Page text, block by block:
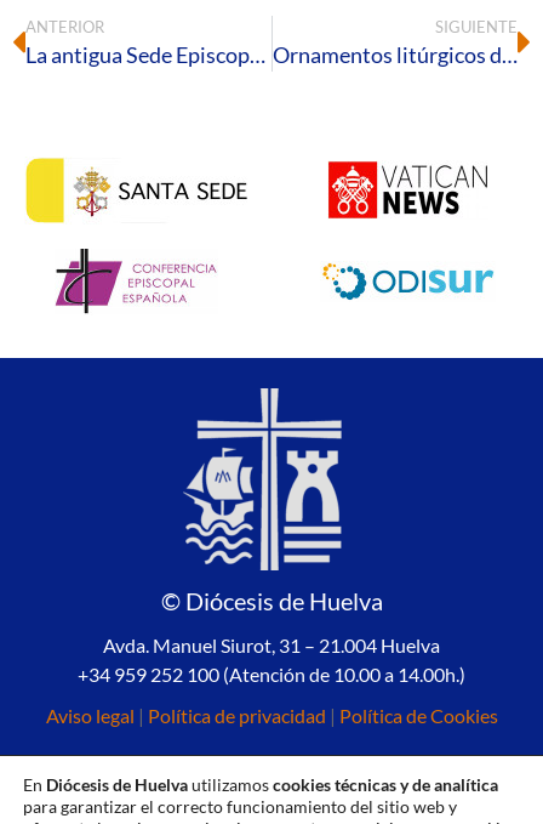
ANTERIOR
La antigua Sede Episcopal de Elepla
SIGUIENTE
Ornamentos litúrgicos de Paterna
© Diócesis de Huelva
Avda. Manuel Siurot, 31 – 21.004 Huelva
+34 959 252 100 (Atención de 10.00 a 14.00h.)
Aviso legal | Política de privacidad | Política de Cookies
En Diócesis de Huelvautilizamoscookies técnicas y de analítica
para garantizar el correcto funcionamiento del sitio web y